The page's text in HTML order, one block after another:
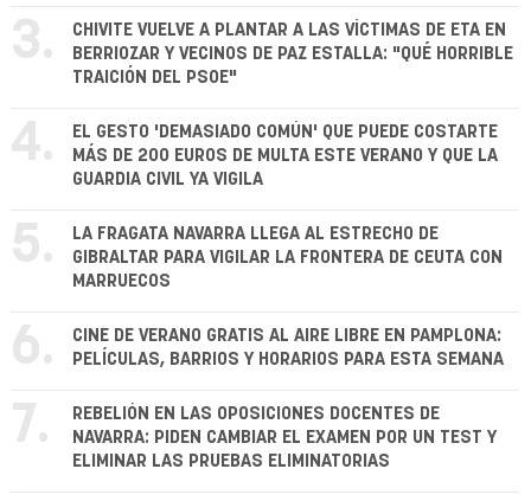
3.
CHIVITE VUELVE A PLANTAR A LAS VÍCTIMAS DE ETA EN
BERRIOZAR Y VECINOS DE PAZ ESTALLA: "QUÉ HORRIBLE
TRAICIÓN DEL PSOE"
4.
EL GESTO 'DEMASIADO COMÚN' QUE PUEDE COSTARTE
MÁS DE 200 EUROS DE MULTA ESTE VERANO Y QUE LA
GUARDIA CIVIL YA VIGILA
5.
LA FRAGATA NAVARRA LLEGA AL ESTRECHO DE
GIBRALTAR PARA VIGILAR LA FRONTERA DE CEUTA CON
MARRUECOS
6.
CINE DE VERANO GRATIS AL AIRE LIBRE EN PAMPLONA:
PELÍCULAS, BARRIOS Y HORARIOS PARA ESTA SEMANA
7.
REBELIÓN EN LAS OPOSICIONES DOCENTES DE
NAVARRA: PIDEN CAMBIAR EL EXAMEN POR UN TEST Y
ELIMINAR LAS PRUEBAS ELIMINATORIAS